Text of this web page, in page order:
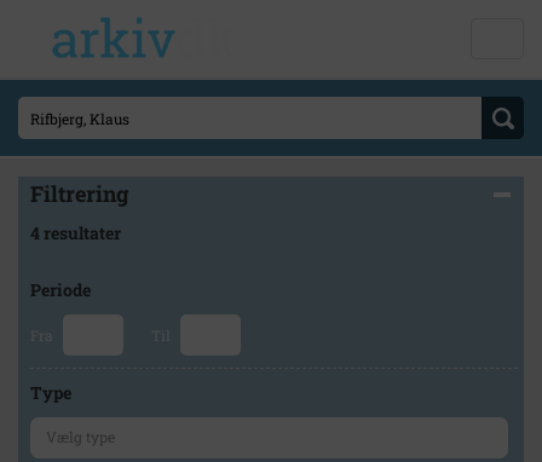
Filtrering
4 resultater
Periode
Fra Til
Type